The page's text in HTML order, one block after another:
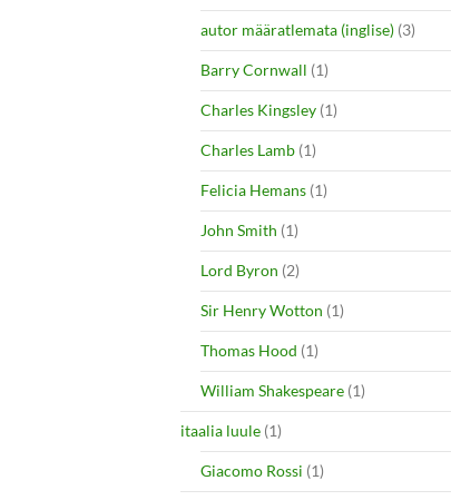
autor määratlemata (inglise) (3)
Barry Cornwall (1)
Charles Kingsley (1)
Charles Lamb (1)
Felicia Hemans (1)
John Smith (1)
Lord Byron (2)
Sir Henry Wotton (1)
Thomas Hood (1)
William Shakespeare (1)
itaalia luule (1)
Giacomo Rossi (1)